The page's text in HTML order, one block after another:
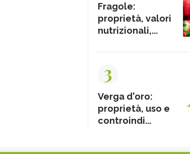
Fragole:
proprietà, valori
nutrizionali,...
3
Verga d'oro:
proprietà, uso e
controindi...